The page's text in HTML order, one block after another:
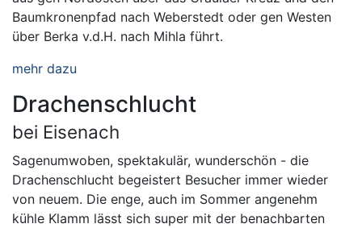
Baumkronenpfad nach Weberstedt oder gen Westen
über Berka v.d.H. nach Mihla führt.
mehr dazu
Drachenschlucht
bei Eisenach
Sagenumwoben, spektakulär, wunder­schön - die
Drachen­schlucht begeistert Besucher immer wieder
von neuem. Die enge, auch im Sommer angenehm
kühle Klamm lässt sich super mit der benachbarten